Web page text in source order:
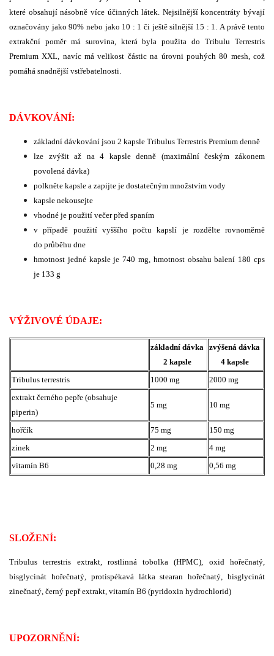
které obsahují násobně více účinných látek. Nejsilnější koncentráty bývají
označovány jako 90% nebo jako 10 : 1 či ještě silnější 15 : 1. A právě tento
extrakční poměr má surovina, která byla použita do Tribulu Terrestris
Premium XXL, navíc má velikost částic na úrovni pouhých 80 mesh, což
pomáhá snadnější vstřebatelnosti.
DÁVKOVÁNÍ:
základní dávkování jsou 2 kapsle Tribulus Terrestris Premium denně
lze zvýšit až na 4 kapsle denně (maximální českým zákonem
povolená dávka)
polkněte kapsle a zapijte je dostatečným množstvím vody
kapsle nekousejte
vhodné je použití večer před spaním
v případě použití vyššího počtu kapslí je rozdělte rovnoměrně
do průběhu dne
hmotnost jedné kapsle je 740 mg, hmotnost obsahu balení 180 cps
je 133 g
VÝŽIVOVÉ ÚDAJE:
základní dávka
2 kapsle
zvýšená dávka
4 kapsle
Tribulus terrestris
1000 mg
2000 mg
extrakt černého pepře (obsahuje
piperin)
5 mg 10 mg
hořčík 75 mg
150 mg
zinek
2 mg
4 mg
vitamín B6
0,28 mg 0,56 mg
SLOŽENÍ:
Tribulus terrestris extrakt, rostlinná tobolka (HPMC), oxid hořečnatý,
bisglycinát hořečnatý, protispékavá látka stearan hořečnatý, bisglycinát
zinečnatý, černý pepř extrakt, vitamín B6 (pyridoxin hydrochlorid)
UPOZORNĚNÍ: